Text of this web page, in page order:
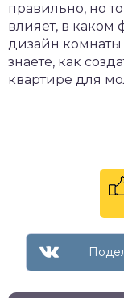
правильно, но
влияет, в каком
дизайн комнаты
знаете, как
квартире для